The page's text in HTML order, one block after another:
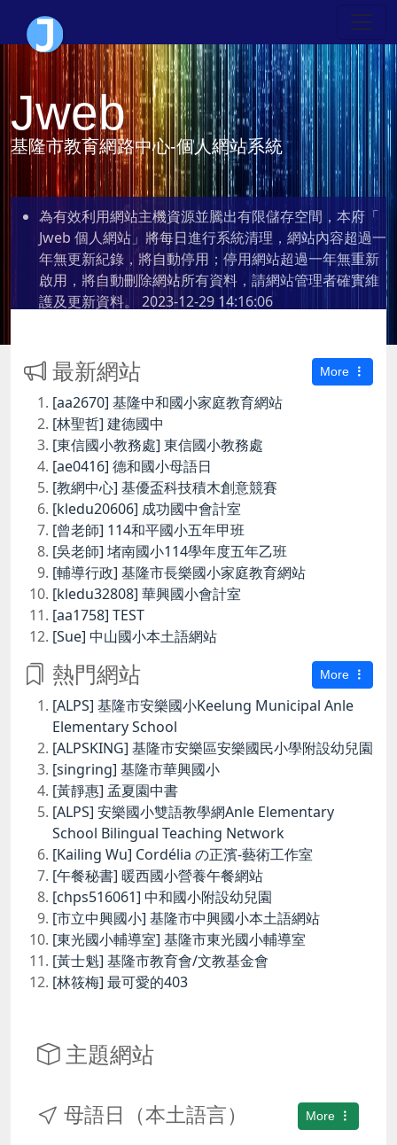
Jweb
基隆市教育網路中心-個人網站系統
為有效利用網站主機資源並騰出有限儲存空間，本府「
Jweb 個人網站」將每日進行系統清理，網站內容超過一
年無更新紀錄，將自動停用；停用網站超過一年無重新
啟用，將自動刪除網站所有資料，請網站管理者確實維
護及更新資料。 2023-12-29 14:16:06
最新網站 More
[aa2670] 基隆中和國小家庭教育網站
[林聖哲] 建德國中
[東信國小教務處] 東信國小教務處
[ae0416] 德和國小母語日
[教網中心] 基優盃科技積木創意競賽
[kledu20606] 成功國中會計室
[曾老師] 114和平國小五年甲班
[吳老師] 堵南國小114學年度五年乙班
[輔導行政] 基隆市長樂國小家庭教育網站
[kledu32808] 華興國小會計室
[aa1758] TEST
[Sue] 中山國小本土語網站
熱門網站 More
[ALPS] 基隆市安樂國小Keelung Municipal Anle
Elementary School
[ALPSKING] 基隆市安樂區安樂國民小學附設幼兒園
[singring] 基隆市華興國小
[黃靜惠] 孟夏園中書
[ALPS] 安樂國小雙語教學網Anle Elementary
School Bilingual Teaching Network
[Kailing Wu] Cordélia の正濱-藝術工作室
[午餐秘書] 暖西國小營養午餐網站
[chps516061] 中和國小附設幼兒園
[市立中興國小] 基隆市中興國小本土語網站
[東光國小輔導室] 基隆市東光國小輔導室
[黃士魁] 基隆市教育會/文教基金會
[林筱梅] 最可愛的403
主題網站
More
母語日（本土語言）